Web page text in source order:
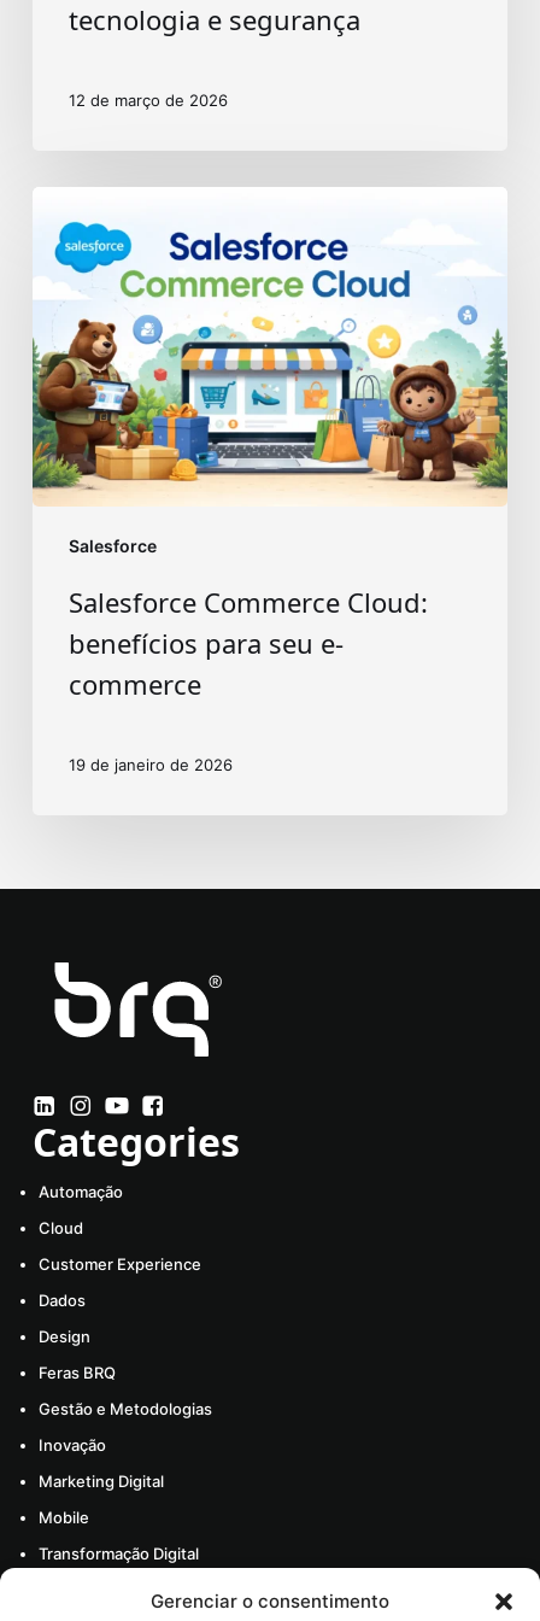
Gerenciar o consentimento
tecnologia e segurança
12 de março de 2026
Salesforce
Commerce
Cloud:
benefícios
seu
e-
commerce
Salesforce Commerce Cloud:
benefícios para seu e-
commerce
19 de janeiro de 2026
Categories
Automação
Cloud
Customer Experience
Dados
Design
Feras BRQ
Gestão e Metodologias
Inovação
Marketing Digital
Mobile
Transformação Digital
Todos os artigos